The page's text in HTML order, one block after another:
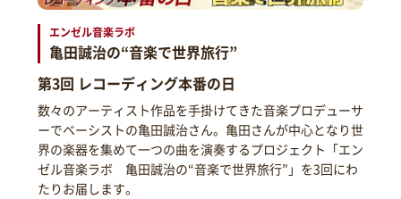
エンゼル音楽ラボ
亀田誠治の“音楽で世界旅行”
第3回 レコーディング本番の日
数々のアーティスト作品を手掛けてきた音楽プロデューサ
ーでベーシストの亀田誠治さん。亀田さんが中心となり世
界の楽器を集めて一つの曲を演奏するプロジェクト「エン
ゼル音楽ラボ 亀田誠治の“音楽で世界旅行”」を3回にわ
たりお届します。